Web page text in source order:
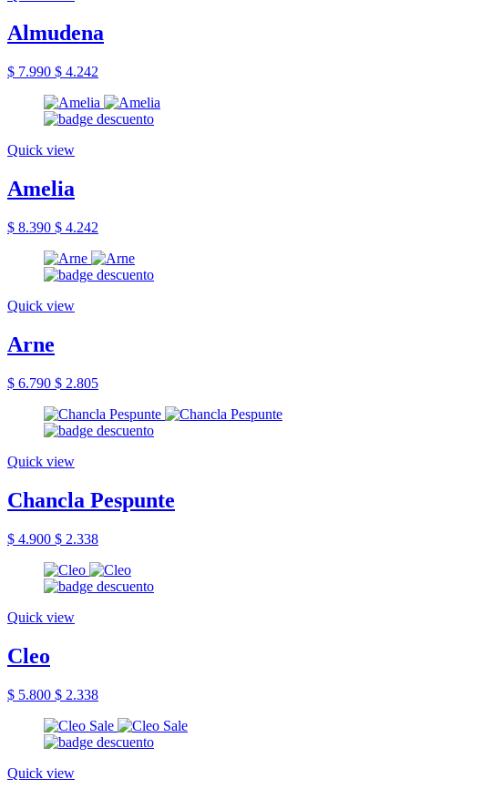
Almudena
$ 7.990 $ 4.242
Quick view
Amelia
$ 8.390 $ 4.242
Quick view
Arne
$ 6.790 $ 2.805
Quick view
Chancla Pespunte
$ 4.900 $ 2.338
Quick view
Cleo
$ 5.800 $ 2.338
Quick view